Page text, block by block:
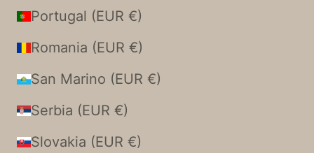
Portugal (EUR €)
Romania (EUR €)
San Marino (EUR €)
Serbia (EUR €)
Slovakia (EUR €)